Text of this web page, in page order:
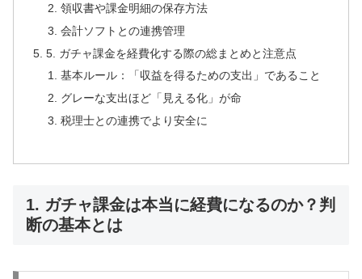
領収書や課金明細の保存方法
会計ソフトとの連携管理
5. ガチャ課金を経費化する際の総まとめと注意点
基本ルール：「収益を得るための支出」であること
グレーな支出ほど「見える化」が命
税理士との連携でより安全に
1. ガチャ課金は本当に経費になるのか？判
断の基本とは